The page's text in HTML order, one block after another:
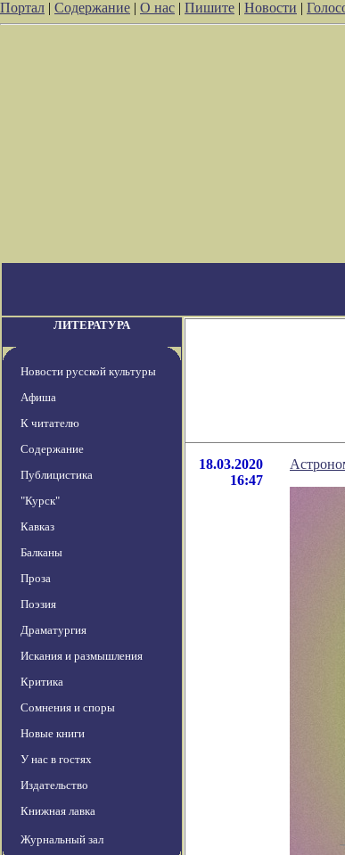
Портал | Содержание | О нас | Пишите | Новости |
ЛИТЕРАТУРА
Новости русской культуры
Афиша
К читателю
Содержание
Публицистика
"Курск"
Кавказ
Балканы
Проза
Поэзия
Драматургия
Искания и размышления
Критика
Сомнения и споры
Новые книги
У нас в гостях
Издательство
Книжная лавка
Журнальный зал
18.03.2020
16:47